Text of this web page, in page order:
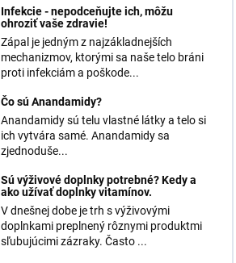
Infekcie - nepodceňujte ich, môžu
ohroziť vaše zdravie!
Zápal je jedným z najzákladnejších
mechanizmov, ktorými sa naše telo bráni
proti infekciám a poškode...
Čo sú Anandamidy?
Anandamidy sú telu vlastné látky a telo si
ich vytvára samé. Anandamidy sa
zjednoduše...
Sú výživové doplnky potrebné? Kedy a
ako užívať doplnky vitamínov.
V dnešnej dobe je trh s výživovými
doplnkami preplnený rôznymi produktmi
sľubujúcimi zázraky. Často ...